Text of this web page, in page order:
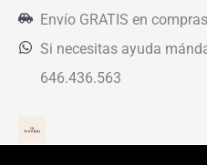
Envío GRATIS en
Si necesitas ayuda
646.436.563